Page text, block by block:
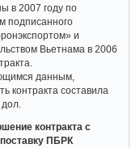
в 2007 году по
подписанного
и
Вьетнама в 2006
данным,
контракта составила
контракта с
ПБРК